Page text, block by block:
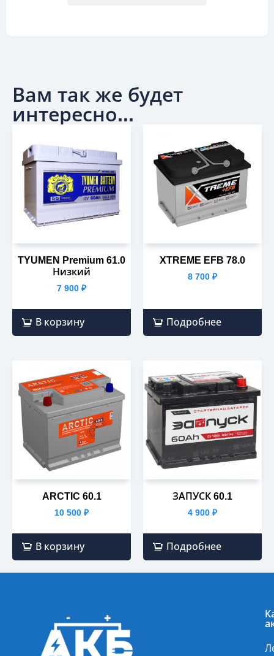
Вам так же будет
интересно...
TYUMEN Premium 61.0
Низкий
7 900 ₽
В корзину
XTREME EFB 78.0
8 700 ₽
Подробнее
ARCTIC 60.1
10 500 ₽
В корзину
ЗАПУСК 60.1
4 900 ₽
Подробнее